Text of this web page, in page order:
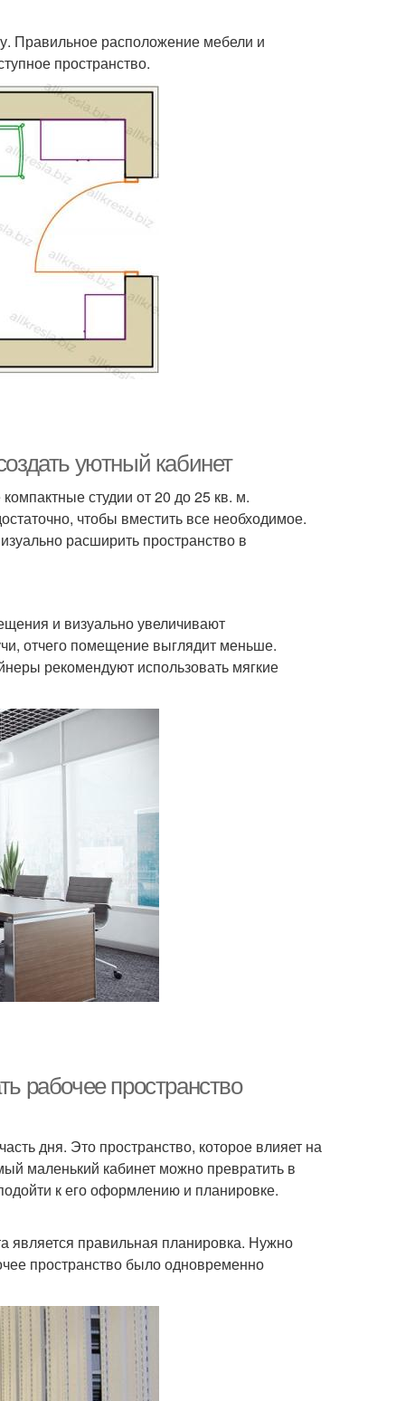
Правильное расположение мебели и
пространство.
уютный кабинет
студии от 20 до 25 кв. м.
чтобы вместить все необходимое.
расширить пространство в
и визуально увеличивают
отчего помещение выглядит меньше.
рекомендуют использовать мягкие
рабочее пространство
дня. Это пространство, которое влияет на
маленький кабинет можно превратить в
к его оформлению и планировке.
является правильная планировка. Нужно
пространство было одновременно